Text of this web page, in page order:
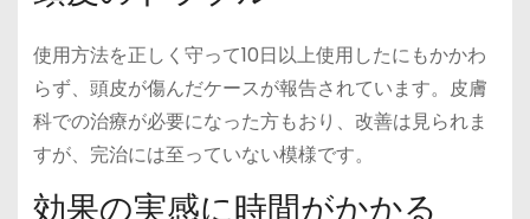
使用方法を正しく守って10日以上使用したにもかかわ
らず、頭皮が傷んだケースが報告されています。皮膚
科での治療が必要になった方もおり、改善は見られま
すが、完治には至っていない模様です。
効果の実感に時間がかかる